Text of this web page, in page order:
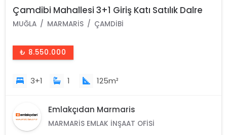
Çamdibi Mahallesi 3+1 Giriş Katı Satılık Dalre
MUĞLA MARMARIS ÇAMDIBI
₺ 8.550.000
3+1 1 125m²
Emlakçıdan Marmaris
MARMARIS EMLAK İNŞAAT OFISI